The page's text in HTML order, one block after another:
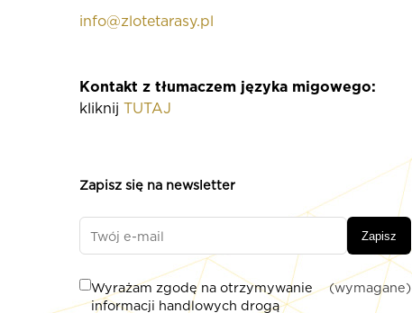
info@zlotetarasy.pl
Kontakt z tłumaczem języka migowego:
kliknij TUTAJ
Zapisz się na newsletter
Zapisz
Wyrażam zgodę na otrzymywanie
informacji handlowych drogą
(wymagane)